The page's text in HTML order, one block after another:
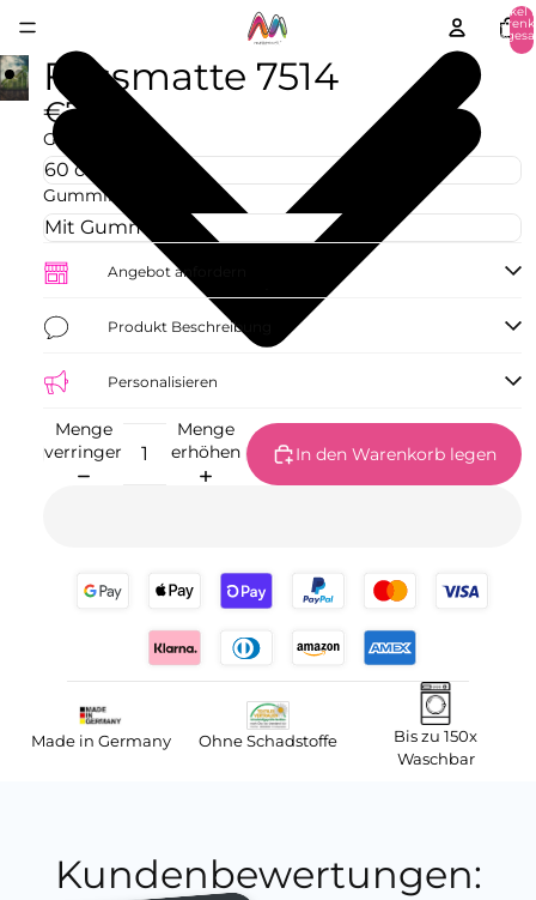
Artikel
Fussmatte 7514
€77,09
Größe
Gummirand
Angebot anfordern
Produkt Beschreibung
Personalisieren
Menge
verringern
Menge
erhöhen
In den Warenkorb legen
Made in Germany Ohne Schadstoffe
Bis zu 150x
Waschbar
Kundenbewertungen: